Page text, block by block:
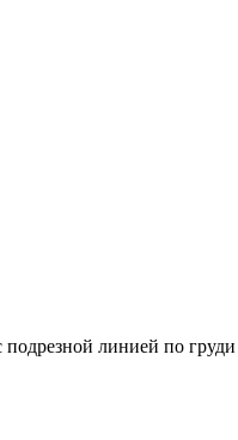
линией по груди